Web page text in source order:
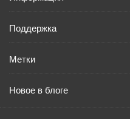
Поддержка
Метки
Новое в блоге